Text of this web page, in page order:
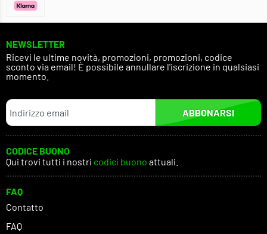
NEWSLETTER
Ricevi le ultime novità, promozioni, promozioni, codice
sconto via email! È possibile annullare l'iscrizione in qualsiasi
momento.
ABBONARSI
CODICE BUONO
Qui trovi tutti i nostri codici buono attuali.
FAQ
Contatto
FAQ